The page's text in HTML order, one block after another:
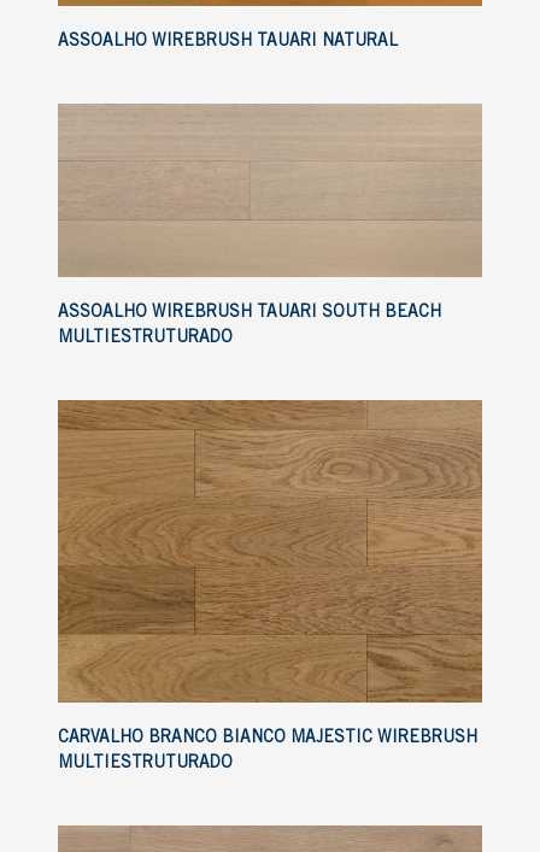
ASSOALHO WIREBRUSH TAUARI NATURAL
ASSOALHO WIREBRUSH TAUARI SOUTH BEACH
MULTIESTRUTURADO
CARVALHO BRANCO BIANCO MAJESTIC WIREBRUSH
MULTIESTRUTURADO